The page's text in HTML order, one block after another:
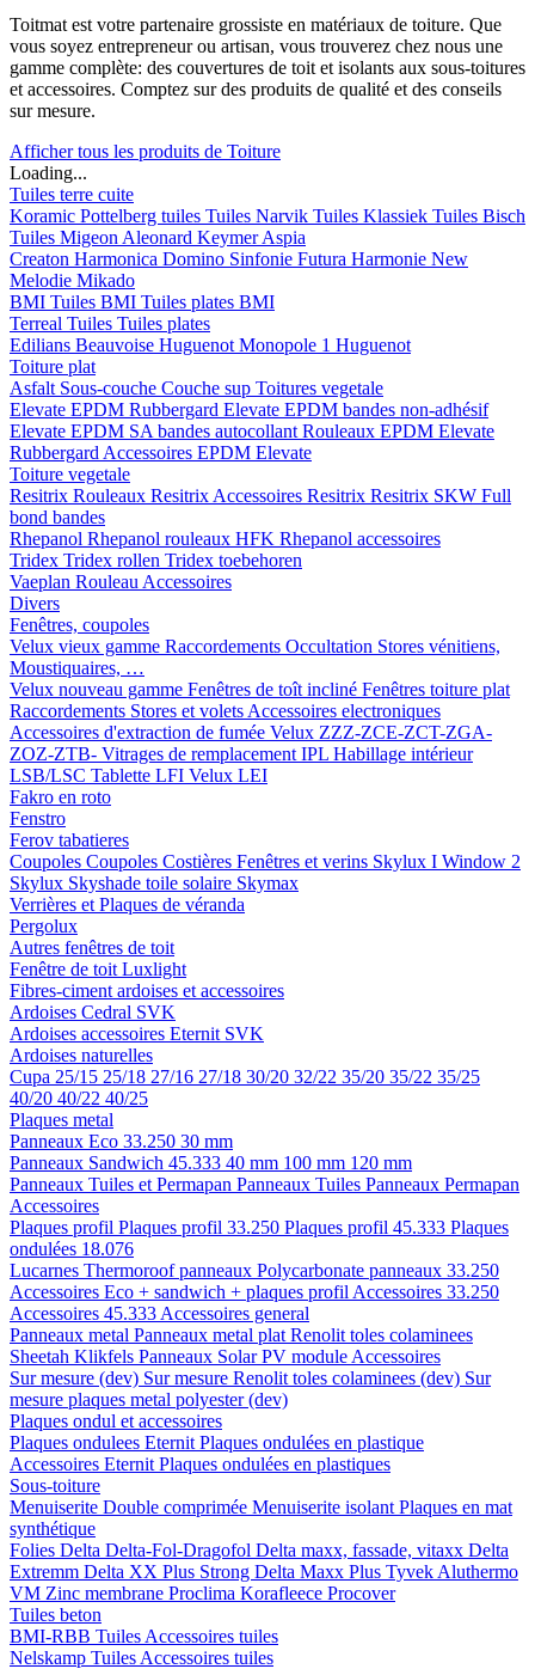
Toitmat est votre partenaire grossiste en matériaux de toiture. Que
vous soyez entrepreneur ou artisan, vous trouverez chez nous une
gamme complète: des couvertures de toit et isolants aux sous-toitures
et accessoires. Comptez sur des produits de qualité et des conseils
sur mesure.
Afficher tous les produits de Toiture
Loading...
Tuiles terre cuite
Koramic Pottelberg tuiles Tuiles Narvik Tuiles Klassiek Tuiles Bisch
Tuiles Migeon Aleonard KeymerAspia
Creaton Harmonica Domino Sinfonie Futura Harmonie New
Melodie Mikado
BMI Tuiles BMI Tuiles plates BMI
Terreal Tuiles Tuiles plates
Edilians Beauvoise Huguenot Monopole 1 Huguenot
Toiture plat
Asfalt Sous-couche Couche sup Toitures vegetale
Elevate EPDM Rubbergard Elevate EPDM bandes non-adhésif
Elevate EPDM SA bandes autocollant Rouleaux EPDM Elevate
Rubbergard Accessoires EPDM Elevate
Toiture vegetale
Resitrix Rouleaux Resitrix Accessoires Resitrix Resitrix SKW Full
bond bandes
Rhepanol Rhepanol rouleaux HFK Rhepanol accessoires
Tridex Tridex rollen Tridex toebehoren
Vaeplan Rouleau Accessoires
Divers
Fenêtres, coupoles
Velux vieux gamme Raccordements Occultation Stores vénitiens,
Moustiquaires, …
Velux nouveau gamme Fenêtres de toît incliné Fenêtres toiture plat
Raccordements Stores et volets Accessoires electroniques
Accessoires d'extraction de fumée Velux ZZZ-ZCE-ZCT-ZGA-
ZOZ-ZTB- Vitrages de remplacement IPL Habillage intérieur
LSB/LSC Tablette LFI Velux LEI
Fakro en roto
Fenstro
Ferov tabatieres
Coupoles Coupoles Costières Fenêtres et verins Skylux I Window 2
Skylux Skyshade toile solaire Skymax
Verrières et Plaques de véranda
Pergolux
Autres fenêtres de toit
Fenêtre de toit Luxlight
Fibres-ciment ardoises et accessoires
Ardoises Cedral SVK
Ardoises accessoires Eternit SVK
Ardoises naturelles
Cupa 25/15 25/18 27/16 27/18 30/20 32/22 35/20 35/22 35/25
40/20 40/22 40/25
Plaques metal
Panneaux Eco 33.250 30 mm
Panneaux Sandwich 45.333 40 mm 100 mm 120 mm
Panneaux Tuiles et Permapan Panneaux Tuiles Panneaux Permapan
Accessoires
Plaques profil Plaques profil 33.250 Plaques profil 45.333 Plaques
ondulées 18.076
Lucarnes Thermoroof panneaux Polycarbonate panneaux 33.250
Accessoires Eco + sandwich + plaques profil Accessoires 33.250
Accessoires 45.333 Accessoires general
Panneaux metal Panneaux metal plat Renolit toles colaminees
Sheetah Klikfels Panneaux Solar PV module Accessoires
Sur mesure (dev) Sur mesure Renolit toles colaminees (dev) Sur
mesure plaques metal polyester (dev)
Plaques ondul et accessoires
Plaques ondulees Eternit Plaques ondulées en plastique
Accessoires Eternit Plaques ondulées en plastiques
Sous-toiture
Menuiserite Double comprimée Menuiserite isolant Plaques en mat
synthétique
Folies Delta Delta-Fol-Dragofol Delta maxx, fassade, vitaxx Delta
Extremm Delta XX Plus Strong Delta Maxx Plus Tyvek Aluthermo
VM Zinc membrane Proclima Korafleece Procover
Tuiles beton
BMI-RBB Tuiles Accessoires tuiles
Nelskamp Tuiles Accessoires tuiles